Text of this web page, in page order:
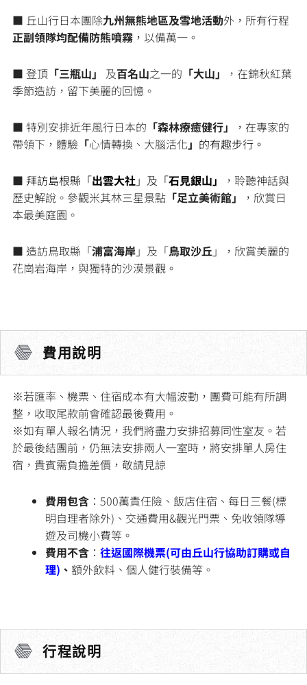
■ 丘山行日本團除九州無熊地區及雪地活動外，所有行程
正副領隊均配備防熊噴霧 ，以備萬一。
■ 登頂 「三瓶山」 及百名山之一的 「大山」
，在錦秋紅葉
季節造訪，留下美麗的回憶。
■ 特別安排近年風行日本的 「森林療癒健行」
，在專家的
帶領下，體驗 「心情轉換、大腦活化」 的有趣步行。
■ 拜訪島根縣「出雲大社」及「石見銀山」
，聆聽神話與
歷史解說。參觀米其林三星景點 「足立美術館」
，欣賞日
本最美庭園。
■ 造訪鳥取縣「浦富海岸」及「鳥取沙丘 」，欣賞美麗的
花崗岩海岸，與獨特的沙漠景觀。
費用說明
※若匯率、機票、住宿成本有大幅波動，團費可能有所調
整，收取尾款前會確認最後費用。
※如有單人報名情況，我們將盡力安排招募同性室友。若
於最後結團前，仍無法安排兩人一室時，將安排單人房住
宿，貴賓需負擔差價，敬請見諒
費用包含 ：500萬責任險、飯店住宿、每日三餐(標
明自理者除外)、交通費用&觀光門票、免收領隊導
遊及司機小費等。
費用不含 ： 往返國際機票(可由丘山行協助訂購或自
理) 、 額外飲料、個人健行裝備等。
行程說明